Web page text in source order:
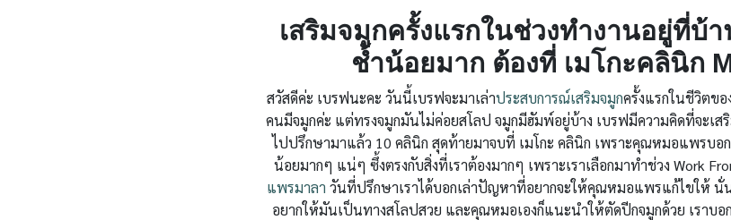
เสริมจมูกครั้งแรกในช่วงทำงานอยู่ที่บ้
ช้ำน้อยมาก ต้องที่ เมโกะคลินิก
สวัสดีค่ะ เบรฟนะคะ วันนี้เบรฟจะมาเล่าประสบการณ์เสริมจมูกครั้งแรกในชีวิตข
คนมีจมูกค่ะ แต่ทรงจมูกมันไม่ค่อยสโลป จมูกมีฮัมพ์อยู่บ้าง เบรฟมีความคิดที่จะเ
ไปปรึกษามาแล้ว 10 คลินิก สุดท้ายมาจบที่ เมโกะ คลินิก เพราะคุณหมอแพรบอก
น้อยมากๆ แน่ๆ ซึ้งตรงกับสิ่งที่เราต้องมากๆ เพราะเราเลือกมาทำช่วง Work
แพรมาลา วันที่ปรึกษาเราได้บอกเล่าปัญหาที่อยากจะให้คุณหมอแพรแก้ไขให้ นั่น
อยากให้มันเป็นทางสโลปสวย และคุณหมอเองก็แนะนำให้ตัดปีกจมูกด้วย เราบอก